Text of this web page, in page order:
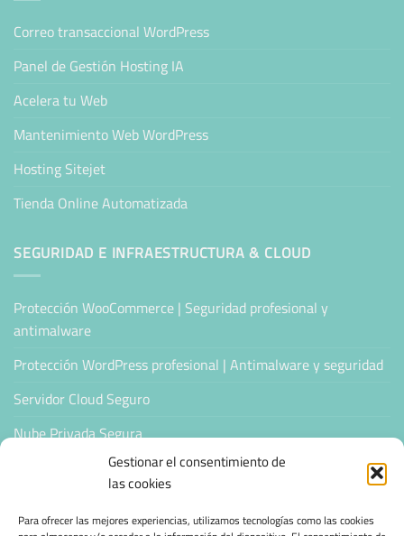
Gestionar el consentimiento de
las cookies
Para ofrecer las mejores experiencias, utilizamos tecnologías como las cookies
Correo transaccional WordPress
Panel de Gestión Hosting IA
Acelera tu Web
Mantenimiento Web WordPress
Hosting Sitejet
Tienda Online Automatizada
SEGURIDAD E INFRAESTRUCTURA & CLOUD
Protección WooCommerce | Seguridad profesional y
antimalware
Protección WordPress profesional | Antimalware y seguridad
Servidor Cloud Seguro
Nube Privada Segura
CONFIANZA & ESPECIALIZACIÓN